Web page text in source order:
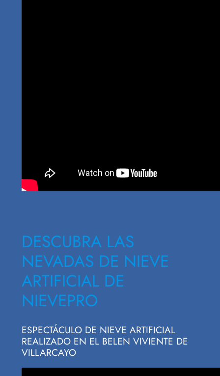
DESCUBRA LAS
NEVADAS DE NIEVE
ARTIFICIAL DE
NIEVEPRO
ESPECTÁCULO DE NIEVE ARTIFICIAL
REALIZADO EN EL BELEN VIVIENTE DE
VILLARCAYO